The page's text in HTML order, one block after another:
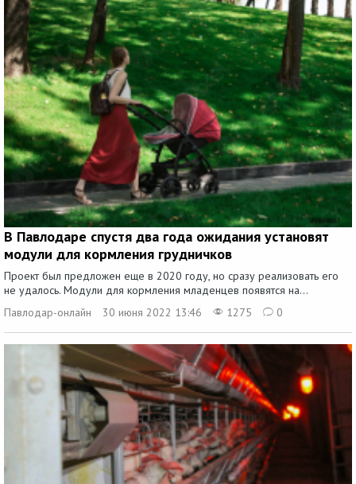
В Павлодаре спустя два года ожидания установят
модули для кормления грудничков
Проект был предложен еще в 2020 году, но сразу реализовать его
не удалось. Модули для кормления младенцев появятся на...
Павлодар-онлайн
30 июня 2022 13:46 1275 0